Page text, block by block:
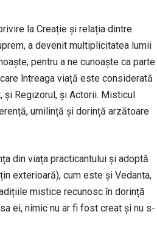
la Creație și relația dintre
a devenit multiplicitatea lumii
pentru a ne cunoaște ca parte
întreaga viață este considerată
și Regizorul, și Actorii. Misticul
umilință și dorință arzătoare
din viața practicantului și adoptă
exterioară), cum este și Vedanta,
mistice recunosc în dorință
ei, nimic nu ar fi fost creat și nu s-